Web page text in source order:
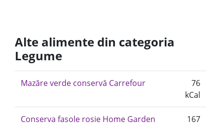
Alte alimente din categoria
Legume
Mazăre verde conservă Carrefour
76
kCal
Conserva fasole rosie Home Garden
167